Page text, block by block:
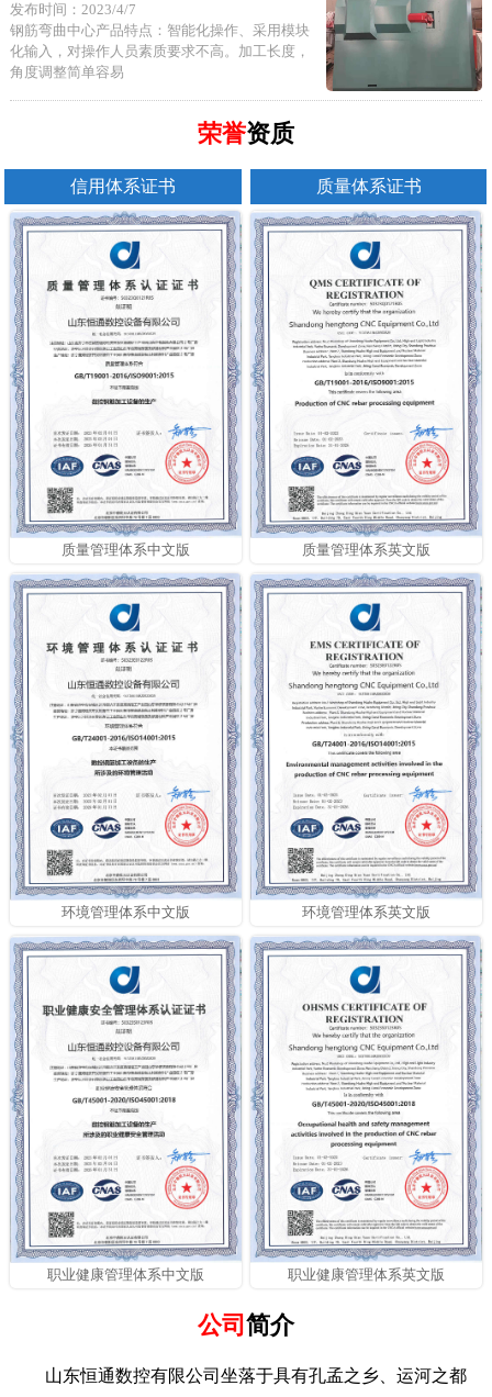
发布时间：2023/4/7
钢筋弯曲中心产品特点：智能化操作、采用模块
化输入，对操作人员素质要求不高。加工长度，
角度调整简单容易
荣誉资质
信用体系证书 质量体系证书
质量管理体系中文版 质量管理体系英文版
环境管理体系中文版 环境管理体系英文版
职业健康管理体系中文版 职业健康管理体系英文版
公司 简介
山东恒通数控有限公司坐落于具有孔孟之乡、运河之都